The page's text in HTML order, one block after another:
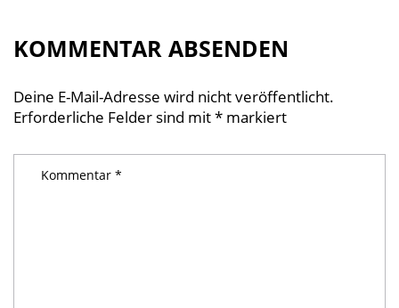
KOMMENTAR ABSENDEN
Deine E-Mail-Adresse wird nicht veröffentlicht.
Erforderliche Felder sind mit* markiert